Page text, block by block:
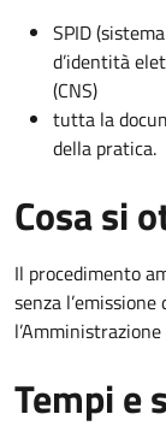
SPID
d’identità
(CNS)
tutta la
della pratica.
Cosa si
Il procedimento
senza
Tempi e